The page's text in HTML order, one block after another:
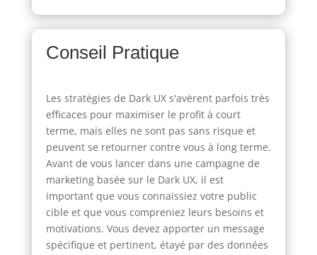
Conseil Pratique
Les stratégies de Dark UX s'avèrent parfois très
efficaces pour maximiser le profit à court
terme, mais elles ne sont pas sans risque et
peuvent se retourner contre vous à long terme.
Avant de vous lancer dans une campagne de
marketing basée sur le Dark UX, il est
important que vous connaissiez votre public
cible et que vous compreniez leurs besoins et
motivations. Vous devez apporter un message
spécifique et pertinent, étayé par des données